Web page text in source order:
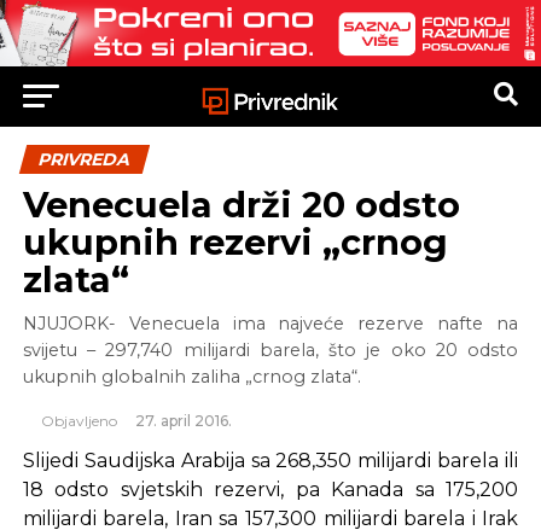
PRIVREDA
Venecuela drži 20 odsto
ukupnih rezervi „crnog
zlata“
NJUJORK- Venecuela ima najveće rezerve nafte na
svijetu – 297,740 milijardi barela, što je oko 20 odsto
ukupnih globalnih zaliha „crnog zlata“.
Objavljeno 27. april 2016.
Slijedi Saudijska Arabija sa 268,350 milijardi barela ili
18 odsto svjetskih rezervi, pa Kanada sa 175,200
milijardi barela, Iran sa 157,300 milijardi barela i Irak